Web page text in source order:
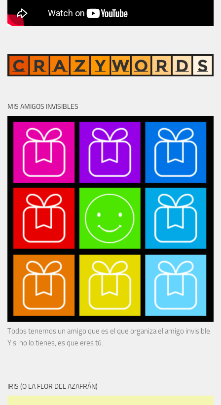
MIS AMIGOS INVISIBLES
Todos tenemos un amigo que es el que organiza el amigo invisible.
Y si no lo tienes, es que eres tú.
IRIS (O LA FLOR DEL AZAFRÁN)